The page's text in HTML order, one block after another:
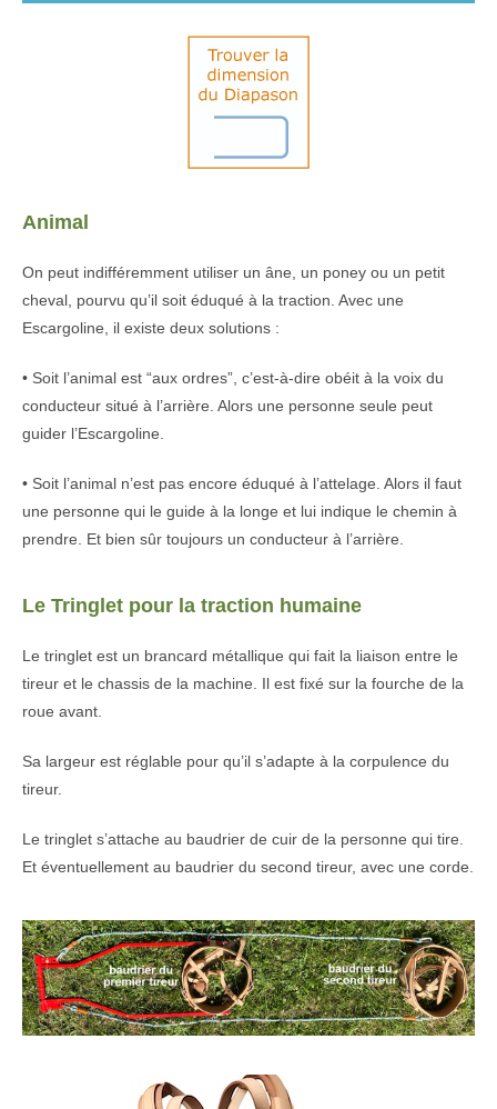
Animal
On peut indifféremment utiliser un âne, un poney ou un petit
cheval, pourvu qu’il soit éduqué à la traction. Avec une
Escargoline, il existe deux solutions :
• Soit l’animal est “aux ordres”, c’est-à-dire obéit à la voix du
conducteur situé à l’arrière. Alors une personne seule peut
guider l’Escargoline.
• Soit l’animal n’est pas encore éduqué à l’attelage. Alors il faut
une personne qui le guide à la longe et lui indique le chemin à
prendre. Et bien sûr toujours un conducteur à l’arrière.
Le Tringlet pour la traction humaine
Le tringlet est un brancard métallique qui fait la liaison entre le
tireur et le chassis de la machine. Il est fixé sur la fourche de la
roue avant.
Sa largeur est réglable pour qu’il s’adapte à la corpulence du
tireur.
Le tringlet s’attache au baudrier de cuir de la personne qui tire.
Et éventuellement au baudrier du second tireur, avec une corde.